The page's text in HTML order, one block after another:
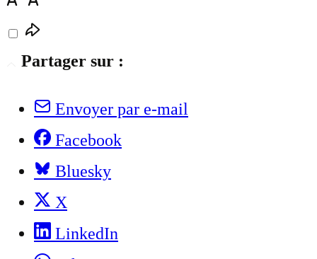
Partager sur :
Envoyer par e-mail
Facebook
Bluesky
X
LinkedIn